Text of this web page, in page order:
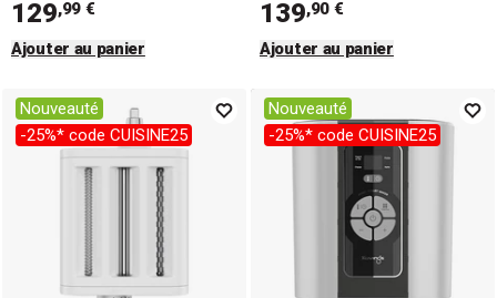
129,99 €
Ajouter au panier
139,90 €
Ajouter au panier
Nouveauté
-25%* code CUISINE25
Nouveauté
-25%* code CUISINE25